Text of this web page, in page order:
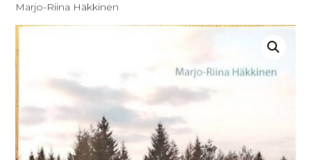
Marjo-Riina Häkkinen